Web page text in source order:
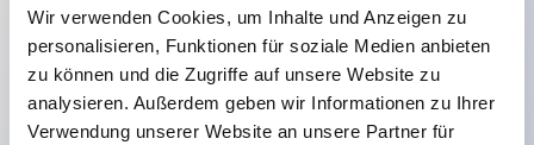
Wir verwenden Cookies, um Inhalte und Anzeigen zu
personalisieren, Funktionen für soziale Medien anbieten
zu können und die Zugriffe auf unsere Website zu
analysieren. Außerdem geben wir Informationen zu Ihrer
Verwendung unserer Website an unsere Partner für
Hauptmerkmale
Geeignet für ein breites Anwendungsspektrum
von der Konsumelektronik bis zum FA-Bereich